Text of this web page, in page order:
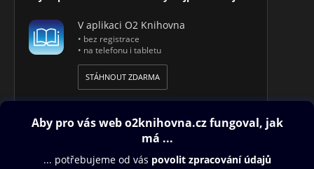
V aplikaci O2 Knihovna
• bez registrace
• na telefonu i tabletu
STÁHNOUT ZDARMA
Obsah ke stažení